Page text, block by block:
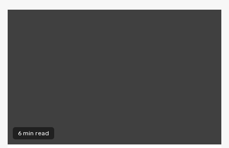
6 min read